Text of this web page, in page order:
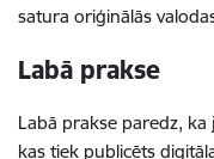
satura oriģinālās
Labā prakse
Labā prakse paredz,
kas tiek publicēts